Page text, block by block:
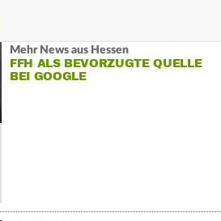
Mehr News aus Hessen
FFH ALS BEVORZUGTE QUELLE
BEI GOOGLE